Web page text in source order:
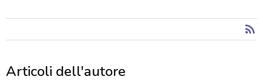
Articoli dell'autore